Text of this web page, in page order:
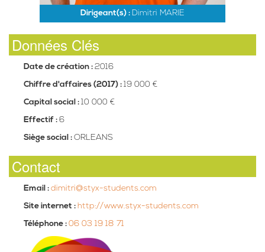
Dirigeant(s) : Dimitri MARIE
Données Clés
Date de création : 2016
Chiffre d'affaires (2017) : 19 000 €
Capital social : 10 000 €
Effectif : 6
Siège social : ORLEANS
Contact
Email : dimitri@styx-students.com
Site internet : http://www.styx-students.com
Téléphone : 06 03 19 18 71